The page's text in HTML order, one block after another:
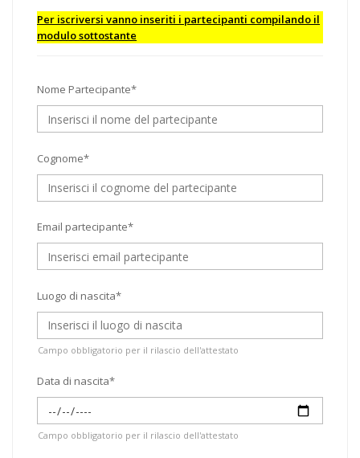
Per iscriversi vanno inseriti i partecipanti compilando il
modulo sottostante
Nome Partecipante*
Cognome*
Email partecipante*
Luogo di nascita*
Campo obbligatorio per il rilascio dell'attestato
Data di nascita*
Campo obbligatorio per il rilascio dell'attestato